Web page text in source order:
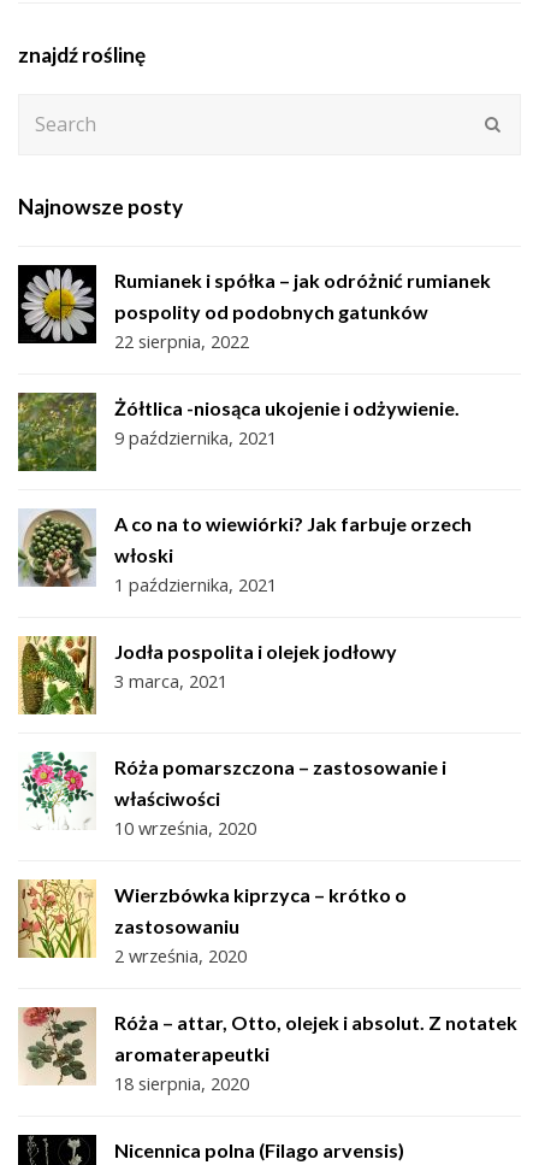
znajdź roślinę
Najnowsze posty
Rumianek i spółka – jak odróżnić rumianek
pospolity od podobnych gatunków
22 sierpnia, 2022
Żółtlica -niosąca ukojenie i odżywienie.
9 października, 2021
A co na to wiewiórki? Jak farbuje orzech
włoski
1 października, 2021
Jodła pospolita i olejek jodłowy
3 marca, 2021
Róża pomarszczona – zastosowanie i
właściwości
10 września, 2020
Wierzbówka kiprzyca – krótko o
zastosowaniu
2 września, 2020
Róża – attar, Otto, olejek i absolut. Z notatek
aromaterapeutki
18 sierpnia, 2020
Nicennica polna (Filago arvensis)